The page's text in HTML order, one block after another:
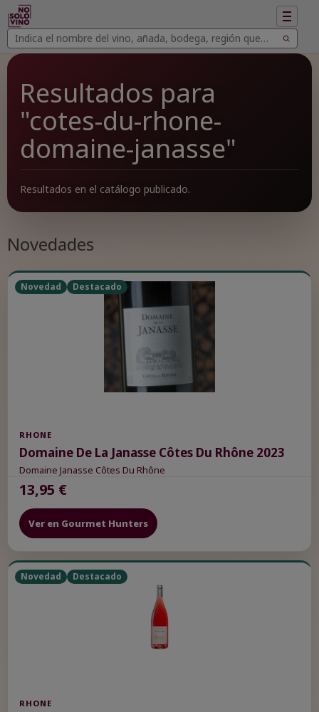
Buscar
vinos
Buscar
Mostrar
Resultados para
"cotes-du-rhone-
domaine-janasse"
Resultados en el catálogo publicado.
Novedades
Novedad Destacado
RHONE
Domaine De La Janasse Côtes Du Rhône 2023
Domaine Janasse Côtes Du Rhône
13,95 €
Ver en Gourmet Hunters
Novedad Destacado
RHONE